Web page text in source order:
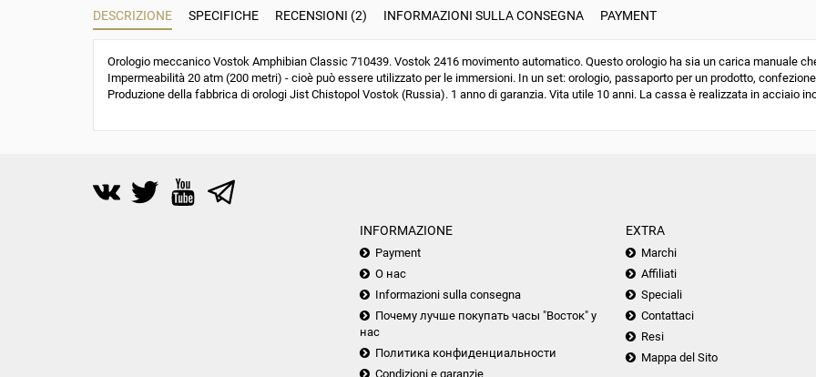
DESCRIZIONE SPECIFICHE RECENSIONI (2) INFORMAZIONI SULLA CONSEGNA PAYMENT
Orologio meccanico Vostok Amphibian Classic 710439. Vostok 2416 movimento automatico. Questo orologio ha sia un carica manuale
Impermeabilità 20 atm (200 metri) - cioè può essere utilizzato per le immersioni. In un set: orologio, passaporto per un prodotto,
Produzione della fabbrica di orologi Jist Chistopol Vostok (Russia). 1 anno di garanzia. Vita utile 10 anni. La cassa è realizzata in acciaio
INFORMAZIONE
Payment
О нас
Informazioni sulla consegna
Почему лучше покупать часы "Восток" у
нас
Политика конфиденциальности
Condizioni e garanzie
EXTRA
Marchi
Affiliati
Speciali
Contattaci
Resi
Mappa del Sito